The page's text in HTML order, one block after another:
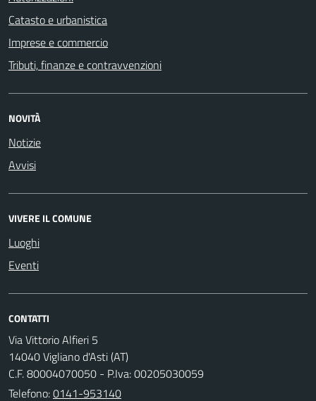
Catasto e urbanistica
Imprese e commercio
Tributi, finanze e contravvenzioni
NOVITÀ
Notizie
Avvisi
VIVERE IL COMUNE
Luoghi
Eventi
CONTATTI
Via Vittorio Alfieri 5
14040 Vigliano d'Asti (AT)
C.F. 80004070050 - P.Iva: 00205030059
Telefono:0141-953140